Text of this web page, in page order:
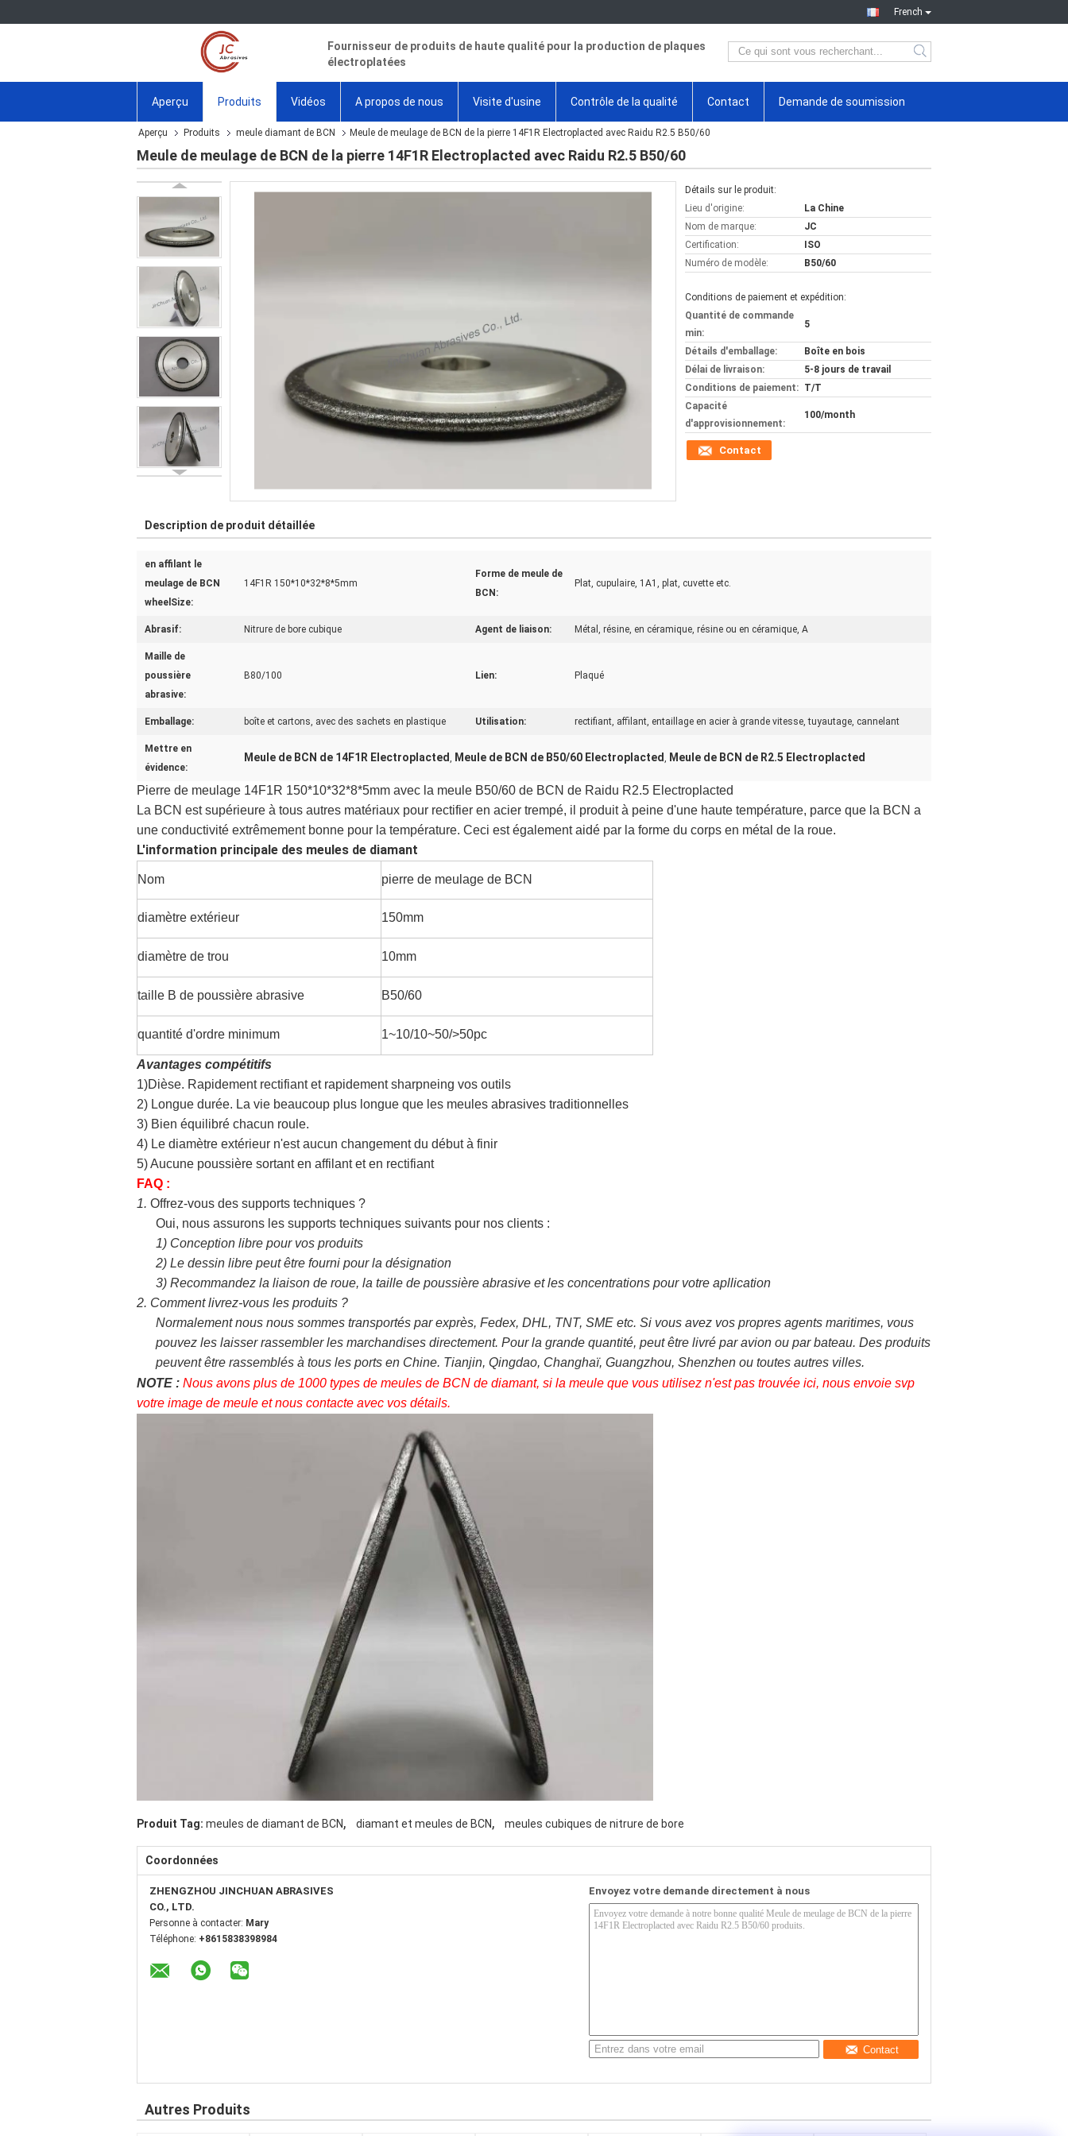
French
Fournisseur de produits de haute qualité pour la production de plaques
électroplatées
Aperçu Produits Vidéos A propos de nous Visite d'usine Contrôle de la qualité Contact Demande de soumission
Aperçu Produits meule diamant de BCN Meule de meulage de BCN de la pierre 14F1R Electroplacted avec Raidu R2.5 B50/60
Meule de meulage de BCN de la pierre 14F1R Electroplacted avec Raidu R2.5 B50/60
Détails sur le produit:
Lieu d'origine:
La Chine
Nom de marque:
JC
Certification:
ISO
Numéro de modèle:
B50/60
Conditions de paiement et expédition:
Quantité de commande
min:
5
Détails d'emballage:
Boîte en bois
Délai de livraison:
5-8 jours de travail
Conditions de paiement: T/T
Capacité
d'approvisionnement:
100/month
Contact
Description de produit détaillée
en affilant le
meulage de BCN
wheelSize:
14F1R 150*10*32*8*5mm
Forme de meule de
BCN:
Plat, cupulaire, 1A1, plat, cuvette etc.
Abrasif: Nitrure de bore cubique Agent de liaison: Métal, résine, en céramique, résine ou en céramique, A
Maille de
poussière
abrasive:
B80/100 Lien: Plaqué
Emballage: boîte et cartons, avec des sachets en plastique Utilisation: rectifiant, affilant, entaillage en acier à grande vitesse, tuyautage, cannelant
Mettre en
évidence:
Meule de BCN de 14F1R Electroplacted , Meule de BCN de B50/60 Electroplacted , Meule de BCN de R2.5 Electroplacted
Pierre de meulage 14F1R 150*10*32*8*5mm avec la meule B50/60 de BCN de Raidu R2.5 Electroplacted
La BCN est supérieure à tous autres matériaux pour rectifier en acier trempé, il produit à peine d'une haute température, parce que la BCN a
une conductivité extrêmement bonne pour la température. Ceci est également aidé par la forme du corps en métal de la roue.
L'information principale des meules de diamant
Nom pierre de meulage de BCN
diamètre extérieur 150mm
diamètre de trou 10mm
taille B de poussière abrasive B50/60
quantité d'ordre minimum 1~10/10~50/>50pc
Avantages compétitifs
1)Dièse. Rapidement rectifiant et rapidement sharpneing vos outils
2) Longue durée. La vie beaucoup plus longue que les meules abrasives traditionnelles
3) Bien équilibré chacun roule.
4) Le diamètre extérieur n'est aucun changement du début à finir
5) Aucune poussière sortant en affilant et en rectifiant
FAQ :
1. Offrez-vous des supports techniques ?
Oui, nous assurons les supports techniques suivants pour nos clients :
1) Conception libre pour vos produits
2) Le dessin libre peut être fourni pour la désignation
3) Recommandez la liaison de roue, la taille de poussière abrasive et les concentrations pour votre apllication
2. Comment livrez-vous les produits ?
Normalement nous nous sommes transportés par exprès, Fedex, DHL, TNT, SME etc. Si vous avez vos propres agents maritimes, vous
pouvez les laisser rassembler les marchandises directement. Pour la grande quantité, peut être livré par avion ou par bateau. Des produits
peuvent être rassemblés à tous les ports en Chine. Tianjin, Qingdao, Changhaï, Guangzhou, Shenzhen ou toutes autres villes.
NOTE : Nous avons plus de 1000 types de meules de BCN de diamant, si la meule que vous utilisez n'est pas trouvée ici, nous envoie svp
votre image de meule et nous contacte avec vos détails.
Produit Tag: meules de diamant de BCN, diamant et meules de BCN, meules cubiques de nitrure de bore
Coordonnées
ZHENGZHOU JINCHUAN ABRASIVES
CO., LTD.
Personne à contacter: Mary
Téléphone: +8615838398984
Envoyez votre demande directement à nous
Contact
Autres Produits